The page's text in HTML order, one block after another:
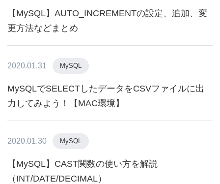
【MySQL】AUTO_INCREMENTの設定、追加、変
更方法などまとめ
2020.01.31 MySQL
MySQLでSELECTしたデータをCSVファイルに出
力してみよう！【MAC環境】
2020.01.30 MySQL
【MySQL】CAST関数の使い方を解説
（INT/DATE/DECIMAL）